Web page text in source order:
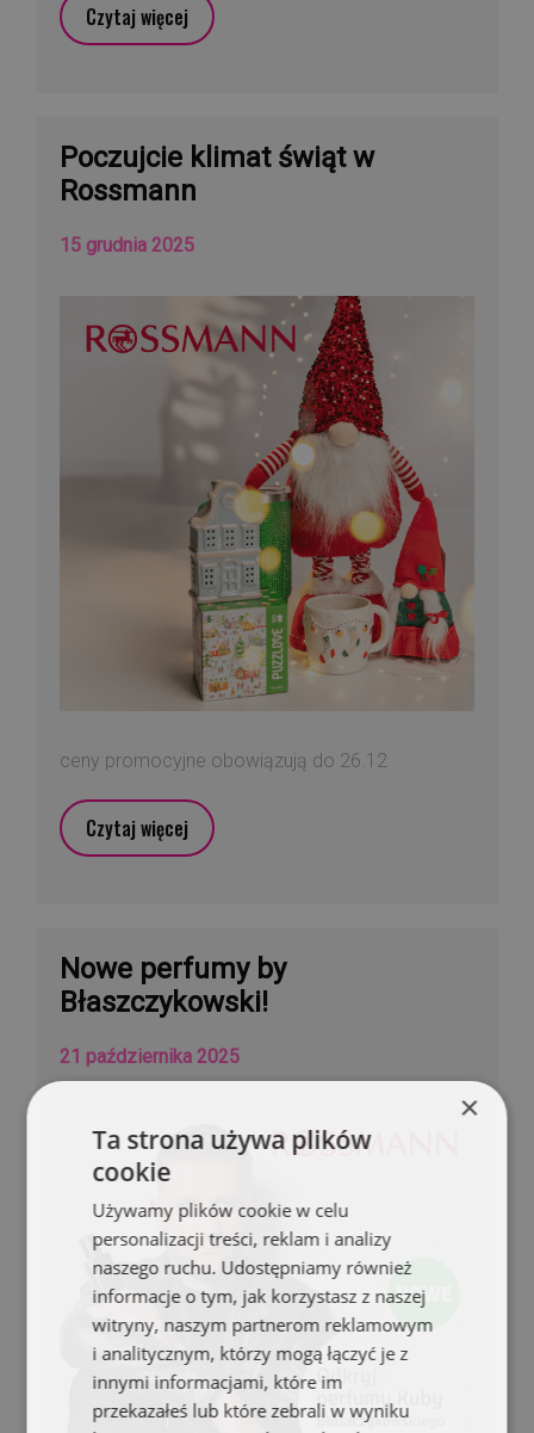
Czytaj więcej
Poczujcie klimat świąt w
Rossmann
15 grudnia 2025
ceny promocyjne obowiązują do 26.12
Czytaj więcej
Nowe perfumy by
Błaszczykowski!
21 października 2025
×
Ta strona używa plików
cookie
Używamy plików cookie w celu
personalizacji treści, reklam i analizy
naszego ruchu. Udostępniamy również
informacje o tym, jak korzystasz z naszej
witryny, naszym partnerom reklamowym
i analitycznym, którzy mogą łączyć je z
innymi informacjami, które im
przekazałeś lub które zebrali w wyniku